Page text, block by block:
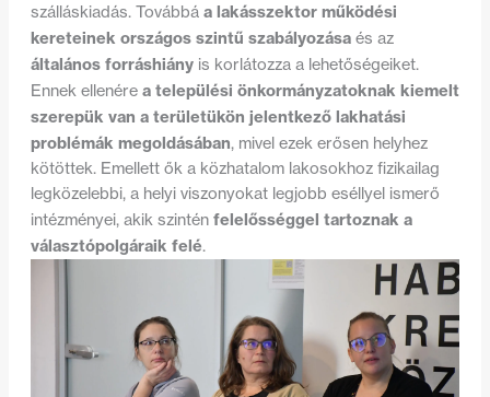
szálláskiadás. Továbbá a lakásszektor működési
kereteinek országos szintű szabályozásaés az
általános forráshiányis korlátozza a lehetőségeiket.
Ennek ellenére a települési önkormányzatoknak kiemelt
szerepük van a területükön jelentkező lakhatási
problémák megoldásában, mivel ezek erősen helyhez
kötöttek. Emellett ők a közhatalom lakosokhoz fizikailag
legközelebbi, a helyi viszonyokat legjobb eséllyel ismerő
intézményei, akik szintén felelősséggel tartoznak a
választópolgáraik felé.